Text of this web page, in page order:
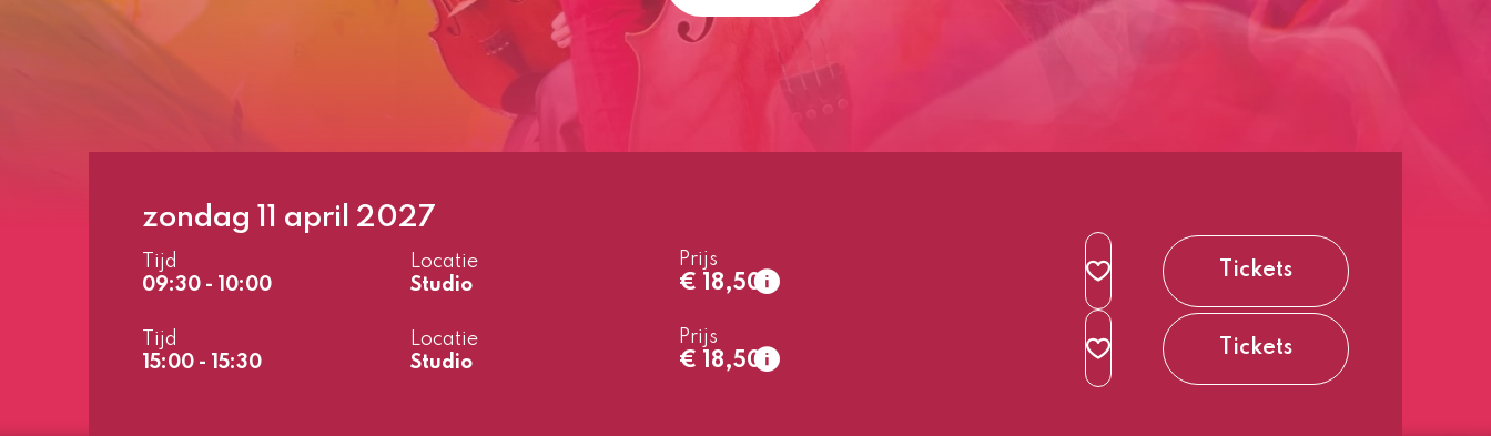
zondag 11 april 2027
Tijd
09:30 - 10:00
Locatie
Studio
Prijs
€ 18,50
Tickets
Tijd
15:00 - 15:30
Locatie
Studio
Prijs
€ 18,50
Tickets